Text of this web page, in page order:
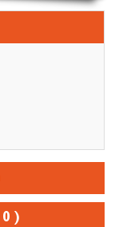
0 )